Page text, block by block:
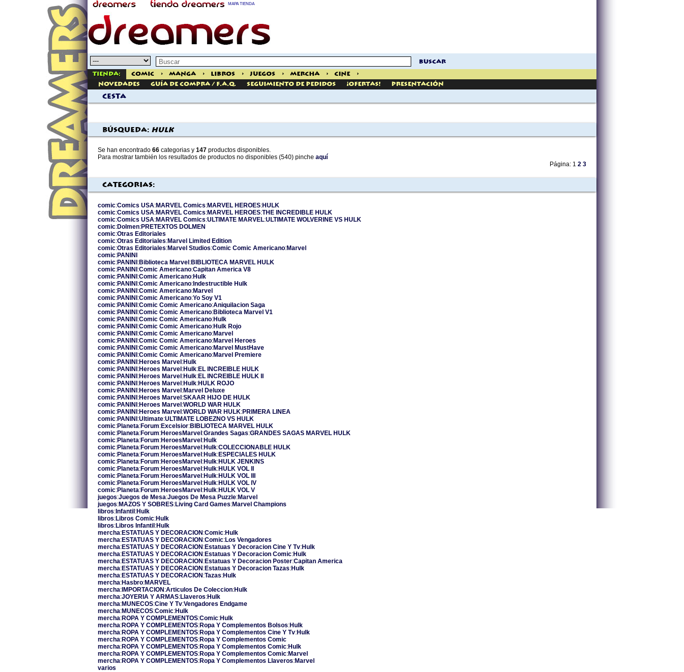
MAPA TIENDA
buscar
Tienda: Comic > Manga > Libros > Juegos > Mercha > Cine
>
Novedades
Guía de Compra / F.A.Q. Seguimiento de pedidos ¡Ofertas! Presentación
Cesta
Búsqueda: hulk
Se han encontrado 66 categorias y 147 productos disponibles.
Para mostrar también los resultados de productos no disponibles (540) pinche aquí
Página: 1 2 3
Categorias:
comic:Comics USA:MARVEL Comics:MARVEL HEROES:HULK
comic:Comics USA:MARVEL Comics:MARVEL HEROES:THE INCREDIBLE HULK
comic:Comics USA:MARVEL Comics:ULTIMATE MARVEL:ULTIMATE WOLVERINE VS HULK
comic:Dolmen:PRETEXTOS DOLMEN
comic:Otras Editoriales
comic:Otras Editoriales:Marvel Limited Edition
comic:Otras Editoriales:Marvel Studios:Comic Comic Americano:Marvel
comic:PANINI
comic:PANINI:Biblioteca Marvel:BIBLIOTECA MARVEL HULK
comic:PANINI:Comic Americano:Capitan America V8
comic:PANINI:Comic Americano:Hulk
comic:PANINI:Comic Americano:Indestructible Hulk
comic:PANINI:Comic Americano:Marvel
comic:PANINI:Comic Americano:Yo Soy V1
comic:PANINI:Comic Comic Americano:Aniquilacion Saga
comic:PANINI:Comic Comic Americano:Biblioteca Marvel V1
comic:PANINI:Comic Comic Americano:Hulk
comic:PANINI:Comic Comic Americano:Hulk Rojo
comic:PANINI:Comic Comic Americano:Marvel
comic:PANINI:Comic Comic Americano:Marvel Heroes
comic:PANINI:Comic Comic Americano:Marvel MustHave
comic:PANINI:Comic Comic Americano:Marvel Premiere
comic:PANINI:Heroes Marvel:Hulk
comic:PANINI:Heroes Marvel:Hulk:EL INCREIBLE HULK
comic:PANINI:Heroes Marvel:Hulk:EL INCREIBLE HULK II
comic:PANINI:Heroes Marvel:Hulk:HULK ROJO
comic:PANINI:Heroes Marvel:Marvel Deluxe
comic:PANINI:Heroes Marvel:SKAAR HIJO DE HULK
comic:PANINI:Heroes Marvel:WORLD WAR HULK
comic:PANINI:Heroes Marvel:WORLD WAR HULK:PRIMERA LINEA
comic:PANINI:Ultimate:ULTIMATE LOBEZNO VS HULK
comic:Planeta:Forum:Excelsior:BIBLIOTECA MARVEL HULK
comic:Planeta:Forum:HeroesMarvel:Grandes Sagas:GRANDES SAGAS MARVEL HULK
comic:Planeta:Forum:HeroesMarvel:Hulk
comic:Planeta:Forum:HeroesMarvel:Hulk:COLECCIONABLE HULK
comic:Planeta:Forum:HeroesMarvel:Hulk:ESPECIALES HULK
comic:Planeta:Forum:HeroesMarvel:Hulk:HULK JENKINS
comic:Planeta:Forum:HeroesMarvel:Hulk:HULK VOL II
comic:Planeta:Forum:HeroesMarvel:Hulk:HULK VOL III
comic:Planeta:Forum:HeroesMarvel:Hulk:HULK VOL IV
comic:Planeta:Forum:HeroesMarvel:Hulk:HULK VOL V
juegos:Juegos de Mesa:Juegos De Mesa Puzzle:Marvel
juegos:MAZOS Y SOBRES:Living Card Games:Marvel Champions
libros:Infantil:Hulk
libros:Libros Comic:Hulk
libros:Libros Infantil:Hulk
mercha:ESTATUAS Y DECORACION:Comic:Hulk
mercha:ESTATUAS Y DECORACION:Comic:Los Vengadores
mercha:ESTATUAS Y DECORACION:Estatuas Y Decoracion Cine Y Tv:Hulk
mercha:ESTATUAS Y DECORACION:Estatuas Y Decoracion Comic:Hulk
mercha:ESTATUAS Y DECORACION:Estatuas Y Decoracion Poster:Capitan America
mercha:ESTATUAS Y DECORACION:Estatuas Y Decoracion Tazas:Hulk
mercha:ESTATUAS Y DECORACION:Tazas:Hulk
mercha:Hasbro:MARVEL
mercha:IMPORTACION:Articulos De Coleccion:Hulk
mercha:JOYERIA Y ARMAS:Llaveros:Hulk
mercha:MUNECOS:Cine Y Tv:Vengadores Endgame
mercha:MUNECOS:Comic:Hulk
mercha:ROPA Y COMPLEMENTOS:Comic:Hulk
mercha:ROPA Y COMPLEMENTOS:Ropa Y Complementos Bolsos:Hulk
mercha:ROPA Y COMPLEMENTOS:Ropa Y Complementos Cine Y Tv:Hulk
mercha:ROPA Y COMPLEMENTOS:Ropa Y Complementos Comic
mercha:ROPA Y COMPLEMENTOS:Ropa Y Complementos Comic:Hulk
mercha:ROPA Y COMPLEMENTOS:Ropa Y Complementos Comic:Marvel
mercha:ROPA Y COMPLEMENTOS:Ropa Y Complementos Llaveros:Marvel
varios